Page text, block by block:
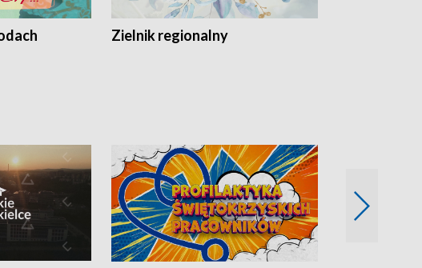
Zielnik regionalny